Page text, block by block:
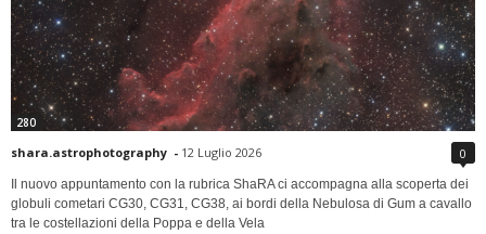
280
shara.astrophotography - 12 Luglio 2026 0
Il nuovo appuntamento con la rubrica ShaRA ci accompagna alla scoperta dei
globuli cometari CG30, CG31, CG38, ai bordi della Nebulosa di Gum a cavallo
tra le costellazioni della Poppa e della Vela